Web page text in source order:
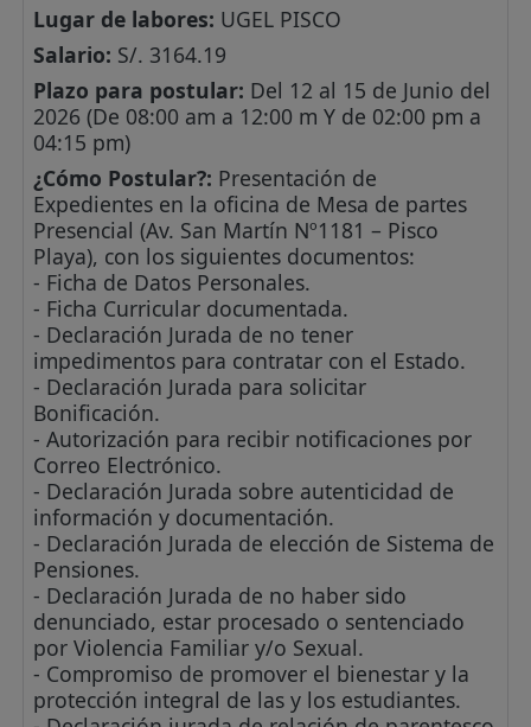
Lugar de labores: UGEL PISCO
Salario: S/. 3164.19
Plazo para postular: Del 12 al 15 de Junio del
2026 (De 08:00 am a 12:00 m Y de 02:00 pm a
04:15 pm)
¿Cómo Postular?: Presentación de
Expedientes en la oficina de Mesa de partes
Presencial (Av. San Martín Nº1181 – Pisco
Playa), con los siguientes documentos:
- Ficha de Datos Personales.
- Ficha Curricular documentada.
- Declaración Jurada de no tener
impedimentos para contratar con el Estado.
- Declaración Jurada para solicitar
Bonificación.
- Autorización para recibir notificaciones por
Correo Electrónico.
- Declaración Jurada sobre autenticidad de
información y documentación.
- Declaración Jurada de elección de Sistema de
Pensiones.
- Declaración Jurada de no haber sido
denunciado, estar procesado o sentenciado
por Violencia Familiar y/o Sexual.
- Compromiso de promover el bienestar y la
protección integral de las y los estudiantes.